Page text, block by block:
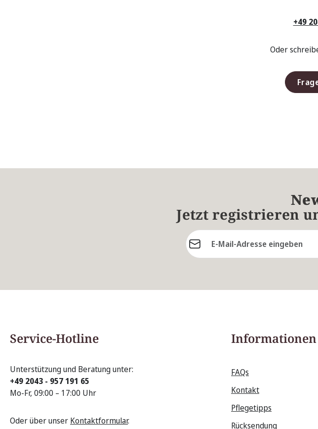
+49
Oder
Jetzt registrieren
E-Mail-Adresse*
Service-Hotline
Unterstützung und Beratung unter:
+49 2043 - 957 191 65
Mo-Fr, 09:00 – 17:00 Uhr
Oder über unser Kontaktformular.
Informationen
FAQs
Kontakt
Pflegetipps
Rücksendung